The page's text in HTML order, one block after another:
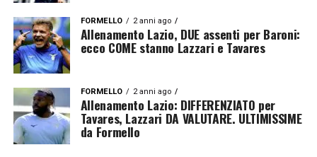
FORMELLO 2 anni ago
Allenamento Lazio, DUE assenti per Baroni:
ecco COME stanno Lazzari e Tavares
FORMELLO 2 anni ago
Allenamento Lazio: DIFFERENZIATO per
Tavares, Lazzari DA VALUTARE. ULTIMISSIME
da Formello